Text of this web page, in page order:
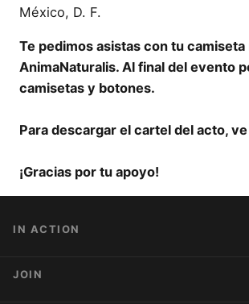
México, D. F.
Te pedimos asistas con tu camiseta
AnimaNaturalis. Al final del evento
camisetas y botones.
Para descargar el cartel del acto, ve
¡Gracias por tu apoyo!
IN ACTION
Action Alerts
JOIN